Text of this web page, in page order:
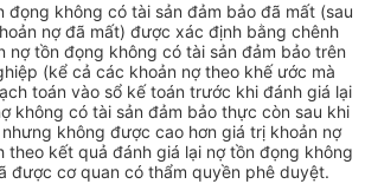
đọng không có tài sản đảm bảo đã mất (sau
nợ đã mất) được xác định bằng chênh
nợ tồn đọng không có tài sản đảm bảo trên
(kể cả các khoản nợ theo khế ước mà
toán vào sổ kế toán trước khi đánh giá lại
không có tài sản đảm bảo thực còn sau khi
không được cao hơn giá trị khoản nợ
theo kết quả đánh giá lại nợ tồn đọng không
được cơ quan có thẩm quyền phê duyệt.